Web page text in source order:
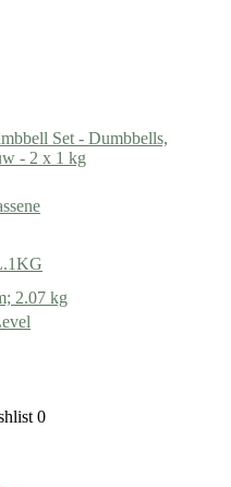
Set - Dumbbells,
- 2 x 1 kg
2.07 kg
0